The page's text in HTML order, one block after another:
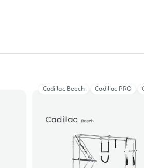
Cadillac Beech Cadillac PRO